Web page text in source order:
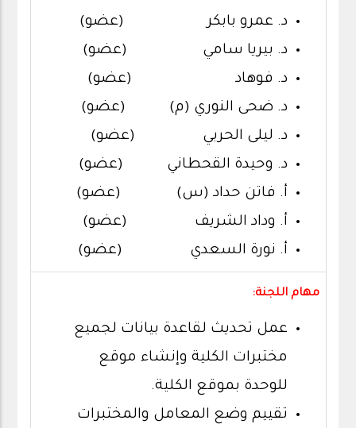
د. عمرو بابكر (عضو)
د. بيريا سامي (عضو)
د. فوهاد (عضو)
د. ضحى النوري (م) (عضو)
د. ليلى الحربي (عضو)
د. وحيدة القحطاني (عضو)
أ. فاتن حداد (س) (عضو)
أ. وداد الشريف (عضو)
أ. نورة السعدي (عضو)
مهام اللجنة:
عمل تحديث لقاعدة بيانات لجميع
مختبرات الكلية وإنشاء موقع
للوحدة بموقع الكلية.
تقييم وضع المعامل والمختبرات